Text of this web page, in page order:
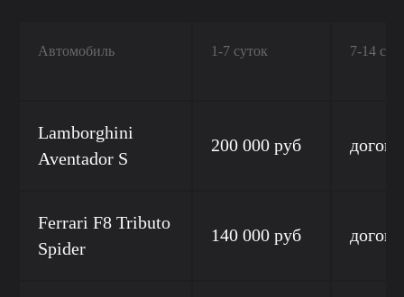
Автомобиль 1-7 суток 7-14
Lamborghini
Aventador S
200 000 руб
Ferrari F8 Tributo
Spider
140 000 руб